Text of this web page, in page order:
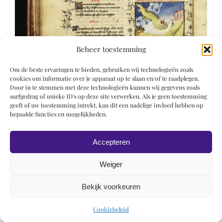
Beheer toestemming
Om de beste ervaringen te bieden, gebruiken wij technologieën zoals
cookies om informatie over je apparaat op te slaan en/of te raadplegen.
Door in te stemmen met deze technologieën kunnen wij gegevens zoals
surfgedrag of unieke ID's op deze site verwerken. Als je geen toestemming
geeft of uw toestemming intrekt, kan dit een nadelige invloed hebben op
bepaalde functies en mogelijkheden.
Accepteren
Weiger
Bekijk voorkeuren
Cookiebeleid